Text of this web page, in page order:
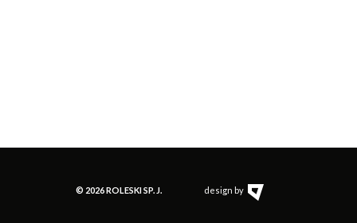
© 2026 ROLESKI SP. J. design by